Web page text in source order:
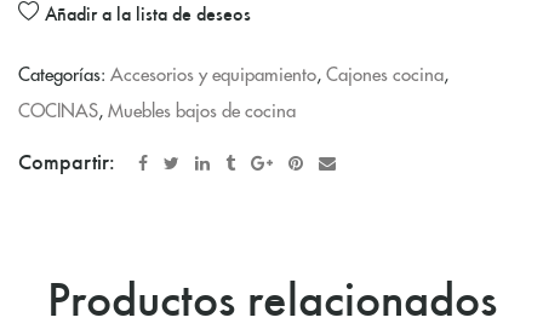
Añadir a la lista de deseos
Categorías: Accesorios y equipamiento, Cajones cocina,
COCINAS, Muebles bajos de cocina
Compartir:
Productos relacionados